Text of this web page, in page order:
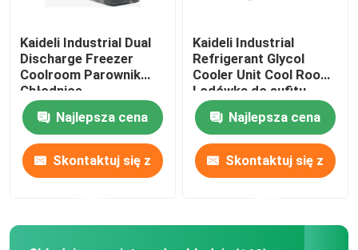
Skontaktuj się z nami
Nowości
Sprawy
Kaideli Industrial Dual
Discharge Freezer
Coolroom Parownik
Chłodnice
Najlepsza cena
Skontaktuj się z
Kaideli Industrial
Refrigerant Glycol
Cooler Unit Cool Room
Lodówka do sufitu
Najlepsza cena
Skontaktuj się z